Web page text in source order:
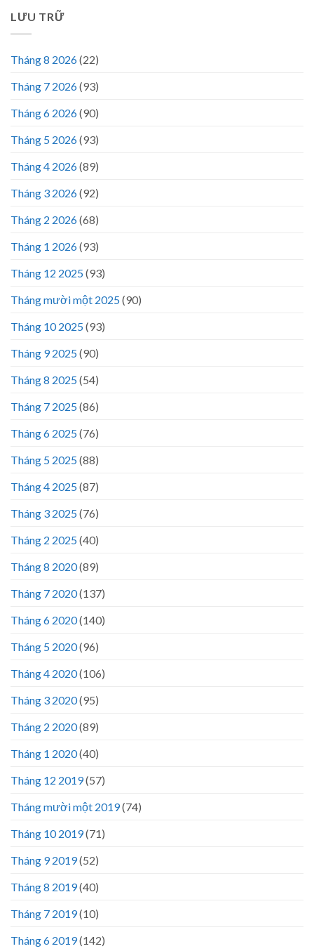
LƯU TRỮ
Tháng 8 2026(22)
Tháng 7 2026(93)
Tháng 6 2026(90)
Tháng 5 2026(93)
Tháng 4 2026(89)
Tháng 3 2026(92)
Tháng 2 2026(68)
Tháng 1 2026(93)
Tháng 12 2025(93)
Tháng mười một 2025(90)
Tháng 10 2025(93)
Tháng 9 2025(90)
Tháng 8 2025(54)
Tháng 7 2025(86)
Tháng 6 2025(76)
Tháng 5 2025(88)
Tháng 4 2025(87)
Tháng 3 2025(76)
Tháng 2 2025(40)
Tháng 8 2020(89)
Tháng 7 2020(137)
Tháng 6 2020(140)
Tháng 5 2020(96)
Tháng 4 2020(106)
Tháng 3 2020(95)
Tháng 2 2020(89)
Tháng 1 2020(40)
Tháng 12 2019(57)
Tháng mười một 2019(74)
Tháng 10 2019(71)
Tháng 9 2019(52)
Tháng 8 2019(40)
Tháng 7 2019(10)
Tháng 6 2019(142)